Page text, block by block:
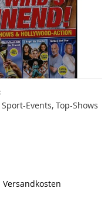
Events, Top-Shows
Versandkosten